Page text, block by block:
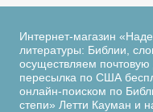
Интернет-магазин
литературы: Библии,
осуществляем почтовую
пересылка по США
онлайн-поиском по
степи» Летти Кауман и